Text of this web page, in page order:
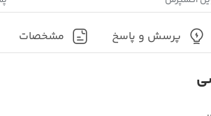
پرسش و پاسخ مشخصات